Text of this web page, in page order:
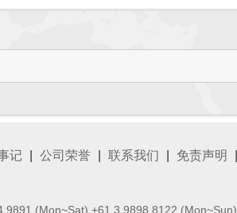
记 公司荣誉 联系我们 免责声明
9891 (Mon~Sat) +61 3 9898 8122 (Mon~Sun)